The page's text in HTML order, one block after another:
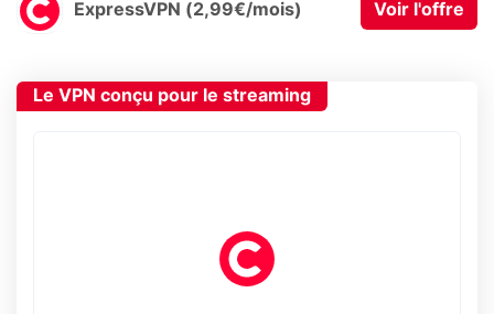
ExpressVPN (2,99€/mois) Voir l'offre
Le VPN conçu pour le streaming